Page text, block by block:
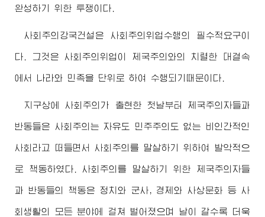
완성하기 위한 투쟁이다.
사회주의강국건설은 사회주의위업수행의 필수적요구이
다. 그것은 사회주의위업이 제국주의와의 치렬한 대결속
에서 나라와 민족을 단위로 하여 수행되기때문이다.
지구상에 사회주의가 출현한 첫날부터 제국주의자들과
반동들은 사회주의는 자유도 민주주의도 없는 비인간적인
사회라고 떠들면서 사회주의를 말살하기 위하여 발악적으
로 책동하였다. 사회주의를 말살하기 위한 제국주의자들
과 반동들의 책동은 정치와 군사, 경제와 사상문화 등 사
회생활의 모든 분야에 걸쳐 벌어졌으며 날이 갈수록 더욱